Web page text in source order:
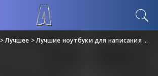
>Лучшее >Лучшие ноутбуки для написания музыки: выбор для профессиональных диджеев